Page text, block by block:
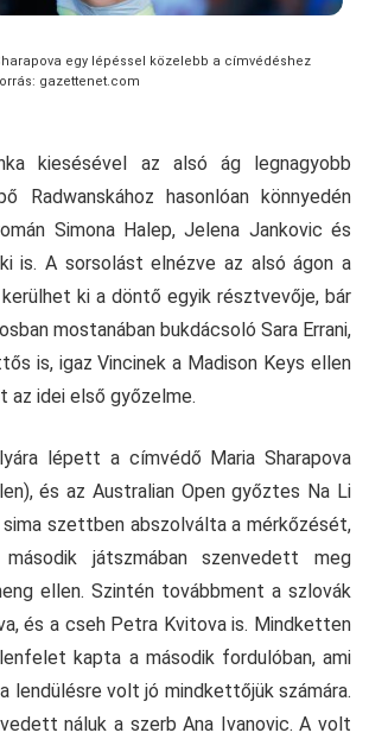
egy lépéssel közelebb a címvédéshez
gazettenet.com
kiesésével az alsó ág legnagyobb
Radwanskához hasonlóan könnyedén
Simona Halep, Jelena Jankovic és
is. A sorsolást elnézve az alsó ágon a
ki a döntő egyik résztvevője, bár
mostanában bukdácsoló Sara Errani,
is, igaz Vincinek a Madison Keys ellen
idei első győzelme.
lépett a címvédő Maria Sharapova
és az Australian Open győztes Na Li
sima szettben abszolválta a mérkőzését,
játszmában szenvedett meg
ellen. Szintén továbbment a szlovák
és a cseh Petra Kvitova is. Mindketten
kapta a második fordulóban, ami
lendülésre volt jó mindkettőjük számára.
náluk a szerb Ana Ivanovic. A volt